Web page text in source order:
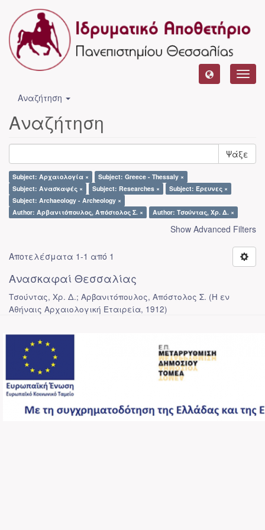
Αναζήτηση
Αναζήτηση
Ψάξε
Subject: Αρχαιολογία ×
Subject: Greece - Thessaly ×
Subject: Ανασκαφές ×
Subject: Researches ×
Subject: Έρευνες ×
Subject: Archaeology - Archeology ×
Author: Αρβανιτόπουλος, Απόστολος Σ. ×
Author: Τσούντας, Χρ. Δ. ×
Show Advanced Filters
Αποτελέσματα 1-1 από 1
Ανασκαφαί Θεσσαλίας
Τσούντας, Χρ. Δ.; Αρβανιτόπουλος, Απόστολος Σ. (Η εν
Αθήναις Αρχαιολογική Εταιρεία, 1912)